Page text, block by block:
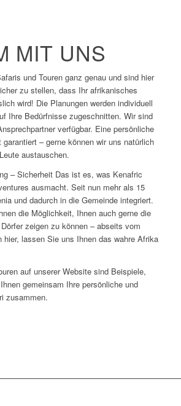
MIT UNS
und Touren ganz genau und sind hier
zu stellen, dass Ihr afrikanisches
wird! Die Planungen werden individuell
Ihre Bedürfnisse zugeschnitten. Wir sind
verfügbar. Eine persönliche
– gerne können wir uns natürlich
austauschen.
– Sicherheit Das ist es, was Kenafric
ausmacht. Seit nun mehr als 15
und dadurch in die Gemeinde integriert.
die Möglichkeit, Ihnen auch gerne die
zeigen zu können – abseits vom
hier, lassen Sie uns Ihnen das wahre Afrika
auf unserer Website sind Beispiele,
gemeinsam Ihre persönliche und
zusammen.